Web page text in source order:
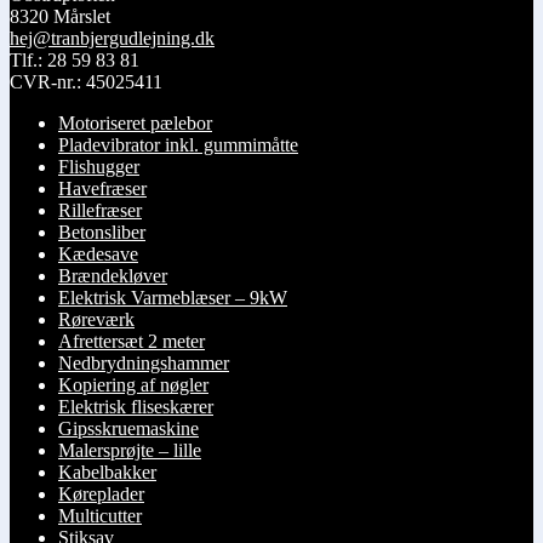
8320 Mårslet
hej@tranbjergudlejning.dk
Tlf.: 28 59 83 81
CVR-nr.: 45025411
Motoriseret pælebor
Pladevibrator inkl. gummimåtte
Flishugger
Havefræser
Rillefræser
Betonsliber
Kædesave
Brændekløver
Elektrisk Varmeblæser – 9kW
Røreværk
Afrettersæt 2 meter
Nedbrydningshammer
Kopiering af nøgler
Elektrisk fliseskærer
Gipsskruemaskine
Malersprøjte – lille
Kabelbakker
Køreplader
Multicutter
Stiksav